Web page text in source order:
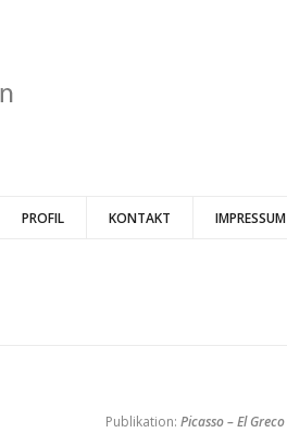
PROFIL KONTAKT IMPRESSUM
Publikation: Picasso – El Greco